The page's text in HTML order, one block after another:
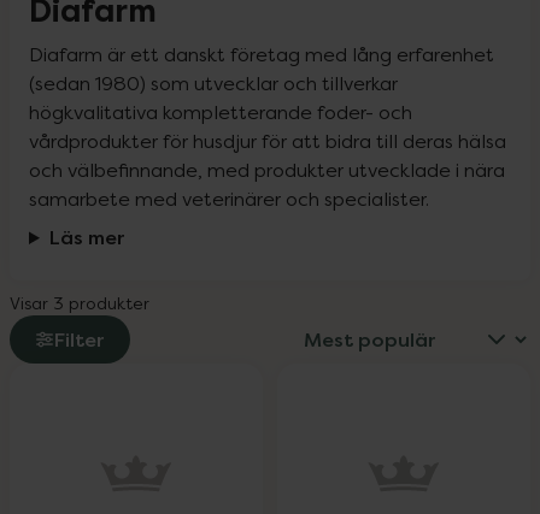
Diafarm
Diafarm är ett danskt företag med lång erfarenhet
(sedan 1980) som utvecklar och tillverkar
högkvalitativa kompletterande foder- och
vårdprodukter för husdjur för att bidra till deras hälsa
och välbefinnande, med produkter utvecklade i nära
samarbete med veterinärer och specialister.
Läs mer
Visar 3 produkter
Filter